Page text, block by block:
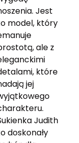
Jest
model, który
ale z
które
jej
Judith
doskonały